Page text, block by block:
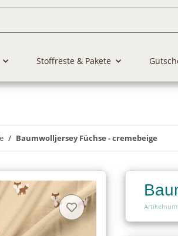
Stoffreste & Pakete
Baumwolljersey Füchse - cremebeige